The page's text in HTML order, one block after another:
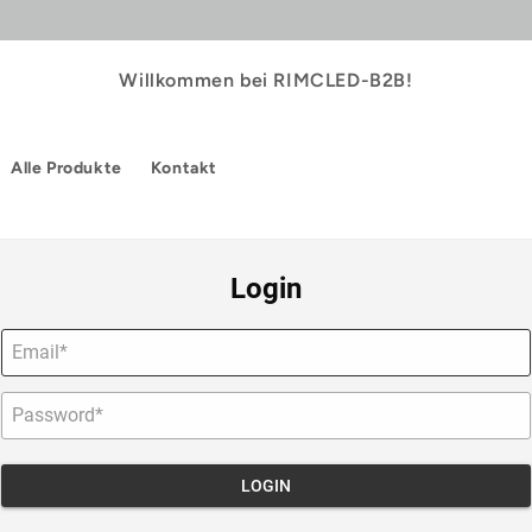
Willkommen bei RIMCLED-B2B!
Alle Produkte Kontakt